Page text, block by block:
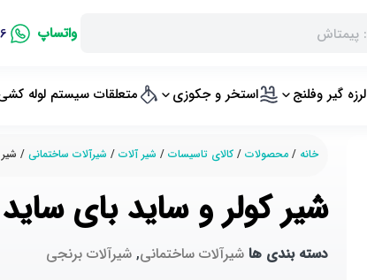
واتساپ
لرزه گیر وفلنج استخر و جکوزی متعلقات سیستم لوله
خانه / محصولات/ کالای تاسیسات/ شیر آلات/ شیرآلات ساختمانی/ شیر
شیر کولر و ساید بای
دسته بندی ها شیرآلات ساختمانی, شیرآلات برنجی